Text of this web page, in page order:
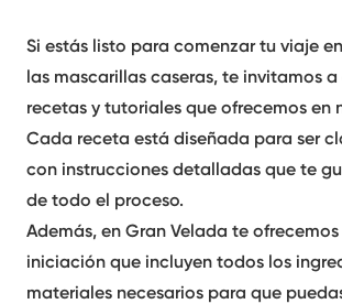
Si estás listo para comenzar tu viaje
las mascarillas caseras, te invitamos
recetas y tutoriales que ofrecemos en
Cada receta está diseñada para ser
con instrucciones detalladas que te
de todo el proceso.
Además, en Gran Velada te
iniciación que incluyen todos los
materiales necesarios para que